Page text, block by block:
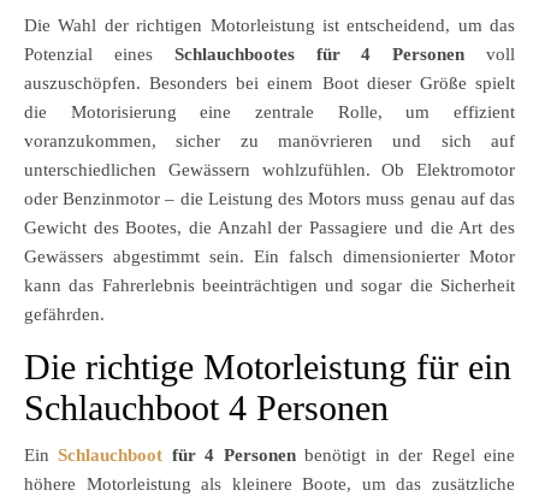
Die Wahl der richtigen Motorleistung ist entscheidend, um das
Potenzial eines Schlauchbootes für 4 Personen voll
auszuschöpfen. Besonders bei einem Boot dieser Größe spielt
die Motorisierung eine zentrale Rolle, um effizient
voranzukommen, sicher zu manövrieren und sich auf
unterschiedlichen Gewässern wohlzufühlen. Ob Elektromotor
oder Benzinmotor – die Leistung des Motors muss genau auf das
Gewicht des Bootes, die Anzahl der Passagiere und die Art des
Gewässers abgestimmt sein. Ein falsch dimensionierter Motor
kann das Fahrerlebnis beeinträchtigen und sogar die Sicherheit
gefährden.
Die richtige Motorleistung für ein
Schlauchboot 4 Personen
EinSchlauchboot für 4 Personenbenötigt in der Regel eine
höhere Motorleistung als kleinere Boote, um das zusätzliche